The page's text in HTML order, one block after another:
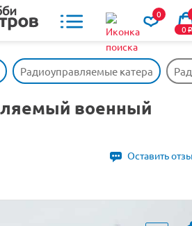
0
0o
Радиоуправляемые катера
военный
Оставить